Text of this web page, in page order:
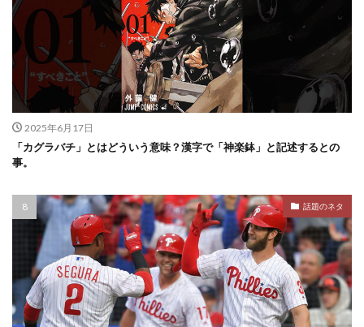
2025年6月17日
「カグラバチ」とはどういう意味？漢字で「神楽鉢」と記述するとの
事。
話題のネタ